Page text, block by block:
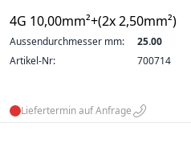
4G 10,00mm²+(2x 2,50mm²)
Aussendurchmesser mm:
25.00
Artikel-Nr:
700714
Liefertermin auf Anfrage